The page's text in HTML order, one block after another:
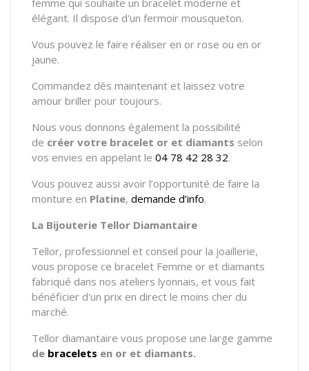
élégant. Il dispose d'un fermoir mousqueton.
Vous pouvez le faire réaliser en or rose ou en or
jaune.
Commandez dès maintenant et laissez votre
amour briller pour toujours.
Nous vous donnons également la possibilité
de créer votre bracelet or et diamants selon
vos envies en appelant le 04 78 42 28 32.
Vous pouvez aussi avoir l’opportunité de faire la
monture en Platine, demande d’info.
La Bijouterie Tellor Diamantaire
Tellor, professionnel et conseil pour la joaillerie,
vous propose ce bracelet Femme or et diamants
fabriqué dans nos ateliers lyonnais, et vous fait
bénéficier d'un prix en direct le moins cher du
marché.
Tellor diamantaire vous propose une large gamme
de bracelets en or et diamants.